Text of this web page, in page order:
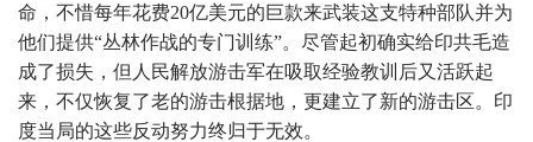
命，不惜每年花费20亿美元的巨款来武装这支特种部队并为
他们提供“丛林作战的专门训练”。尽管起初确实给印共毛造
成了损失，但人民解放游击军在吸取经验教训后又活跃起
来，不仅恢复了老的游击根据地，更建立了新的游击区。印
度当局的这些反动努力终归于无效。